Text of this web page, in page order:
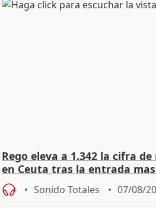
Rego eleva a 1.342 la cifra
en Ceuta tras la entrada
Sonido Totales 07/08/